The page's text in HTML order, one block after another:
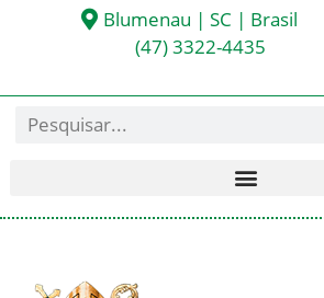
Blumenau | SC | Brasil
(47) 3322-4435